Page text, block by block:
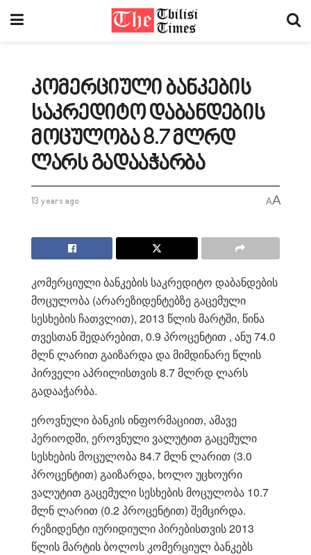
კომერციული ბანკების
საკრედიტო დაბანდების
მოცულობა 8.7 მლრდ
ლარს გადააჭარბა
13 years ago AA
კომერციული ბანკების საკრედიტო დაბანდების
მოცულობა (არარეზიდენტებზე გაცემული
სესხების ჩათვლით), 2013 წლის მარტში, წინა
თვესთან შედარებით, 0.9 პროცენტით , ანუ 74.0
მლნ ლარით გაიზარდა და მიმდინარე წლის
პირველი აპრილისთვის 8.7 მლრდ ლარს
გადააჭარბა.
ეროვნული ბანკის ინფორმაციით, ამავე
პერიოდში, ეროვნული ვალუტით გაცემული
სესხების მოცულობა 84.7 მლნ ლარით (3.0
პროცენტით) გაიზარდა, ხოლო უცხოური
ვალუტით გაცემული სესხების მოცულობა 10.7
მლნ ლარით (0.2 პროცენტით) შემცირდა.
რეზიდენტი იურიდიული პირებისთვის 2013
წლის მარტის ბოლოს კომერციულ ბანკებს